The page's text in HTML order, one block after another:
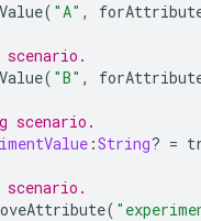
( "A" ,
scenario.
( "B" ,
scenario.
:String? =
(